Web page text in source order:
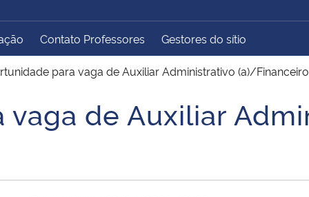
Ministério do
Desenvolvimento Regional
Controladoria-Geral da
União
Advocacia-Geral da União Banco Central do Brasil
Contato Professores Gestores do sítio
para vaga de Auxiliar Administrativo (a)/
de Auxiliar